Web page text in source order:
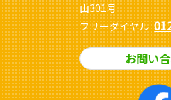
山301号
フリーダイヤル
お問い